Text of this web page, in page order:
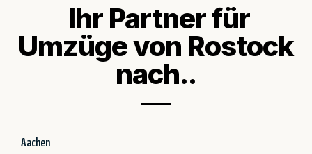
Ihr Partner für
Umzüge von Rostock
nach..
Aachen